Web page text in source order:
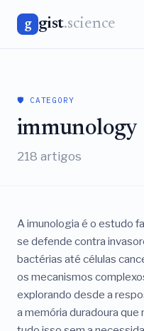
g gist.science
🛡️ CATEGORY
immunology
218 artigos
A imunologia é o estudo
se defende contra
bactérias até células
os mecanismos
explorando desde a
a memória duradoura